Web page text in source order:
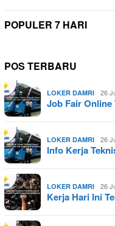
POPULER 7 HARI
POS TERBARU
LOKER DAMRI 26
Job Fair
LOKER DAMRI 26
Info Kerja
LOKER DAMRI 26
Kerja Hari Ini